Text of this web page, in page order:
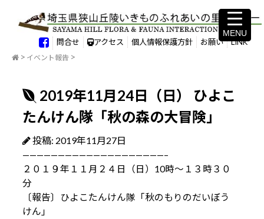
問合せ アクセス 個人情報保護方針 お願い LINK
イベント報告
2019年11月24日（日） ひよこ
たんけん隊「秋の森の大冒険」
投稿: 2019年11月27日
————————————————————–
２０１９年１１月２４日（日）10時～１３時３０
分
〔報告〕ひよこたんけん隊「秋のもりのだいぼう
けん」
MENU
MENU